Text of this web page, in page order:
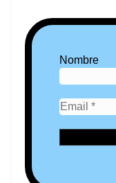
Nombre